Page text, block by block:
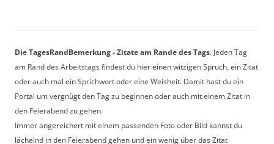
Die TagesRandBemerkung - Zitate am Rande des Tags. Jeden Tag
am Rand des Arbeitstags findest du hier einen witzigen Spruch, ein Zitat
oder auch mal ein Sprichwort oder eine Weisheit. Damit hast du ein
Portal um vergnügt den Tag zu beginnen oder auch mit einem Zitat in
den Feierabend zu gehen.
Immer angereichert mit einem passenden Foto oder Bild kannst du
lächelnd in den Feierabend gehen und ein wenig über das Zitat